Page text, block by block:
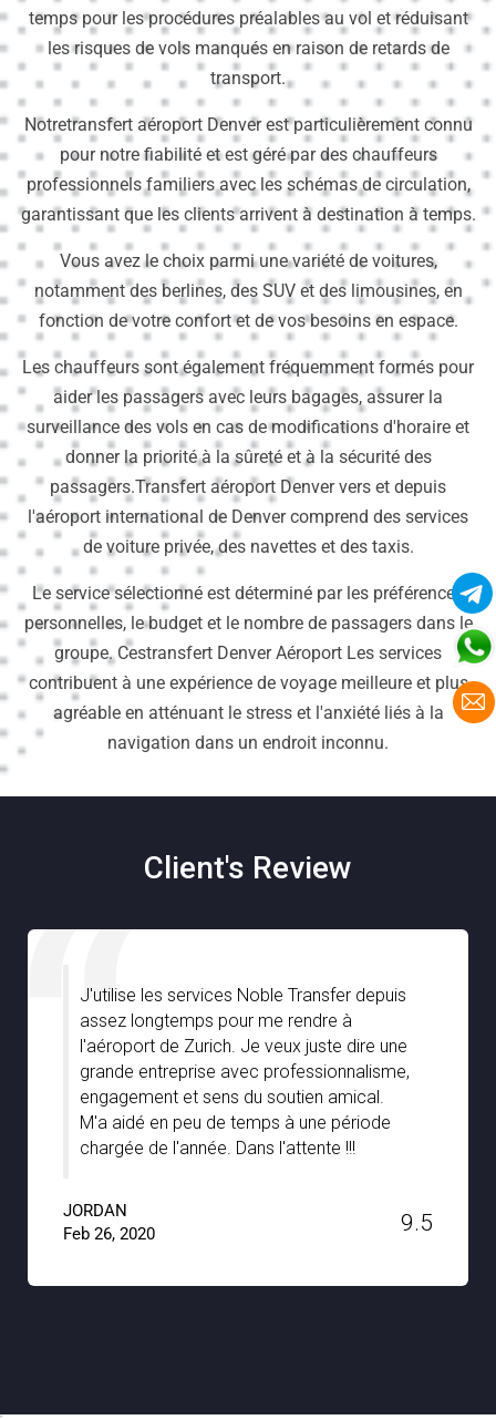
temps pour les procédures préalables au vol et réduisant
les risques de vols manqués en raison de retards de
transport.
Notretransfert aéroport Denver est particulièrement connu
pour notre fiabilité et est géré par des chauffeurs
professionnels familiers avec les schémas de circulation,
garantissant que les clients arrivent à destination à temps.
Vous avez le choix parmi une variété de voitures,
notamment des berlines, des SUV et des limousines, en
fonction de votre confort et de vos besoins en espace.
Les chauffeurs sont également fréquemment formés pour
aider les passagers avec leurs bagages, assurer la
surveillance des vols en cas de modifications d'horaire et
donner la priorité à la sûreté et à la sécurité des
passagers.Transfert aéroport Denver vers et depuis
l'aéroport international de Denver comprend des services
de voiture privée, des navettes et des taxis.
Le service sélectionné est déterminé par les préférences
personnelles, le budget et le nombre de passagers dans le
groupe. Cestransfert Denver Aéroport Les services
contribuent à une expérience de voyage meilleure et plus
agréable en atténuant le stress et l'anxiété liés à la
navigation dans un endroit inconnu.
Client's Review
Je suis très impressionné par Noble
Transfer, en particulier par la grande
assistance que nous avons reçue de vos
chauffeurs lors de notre séjour à Stuttgart.
Ils étaient bien informés et nous ont
vraiment guidés avec les joyaux cachés de
la ville avec un soutien et une patience
!!
Jan 15, 2020